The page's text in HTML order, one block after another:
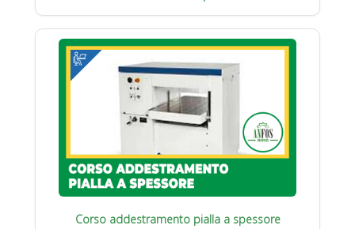
Corso addestramento pialla a spessore